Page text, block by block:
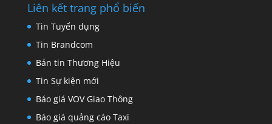
Liên kết trang phổ biến
Tin Tuyển dụng
Tin Brandcom
Bản tin Thương Hiệu
Tin Sự kiện mới
Báo giá VOV Giao Thông
Báo giá quảng cáo Taxi